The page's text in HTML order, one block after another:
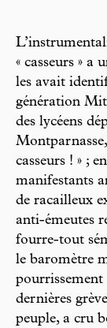
« casseurs » a
les avait
génération
des lycéens
casseurs ! » ;
manifestants
de racailleux
anti-émeutes
fourre-tout
le baromètre
dernières
peuple, a cru